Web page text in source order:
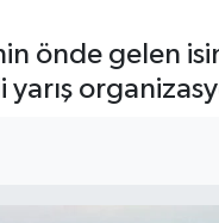
önde gelen